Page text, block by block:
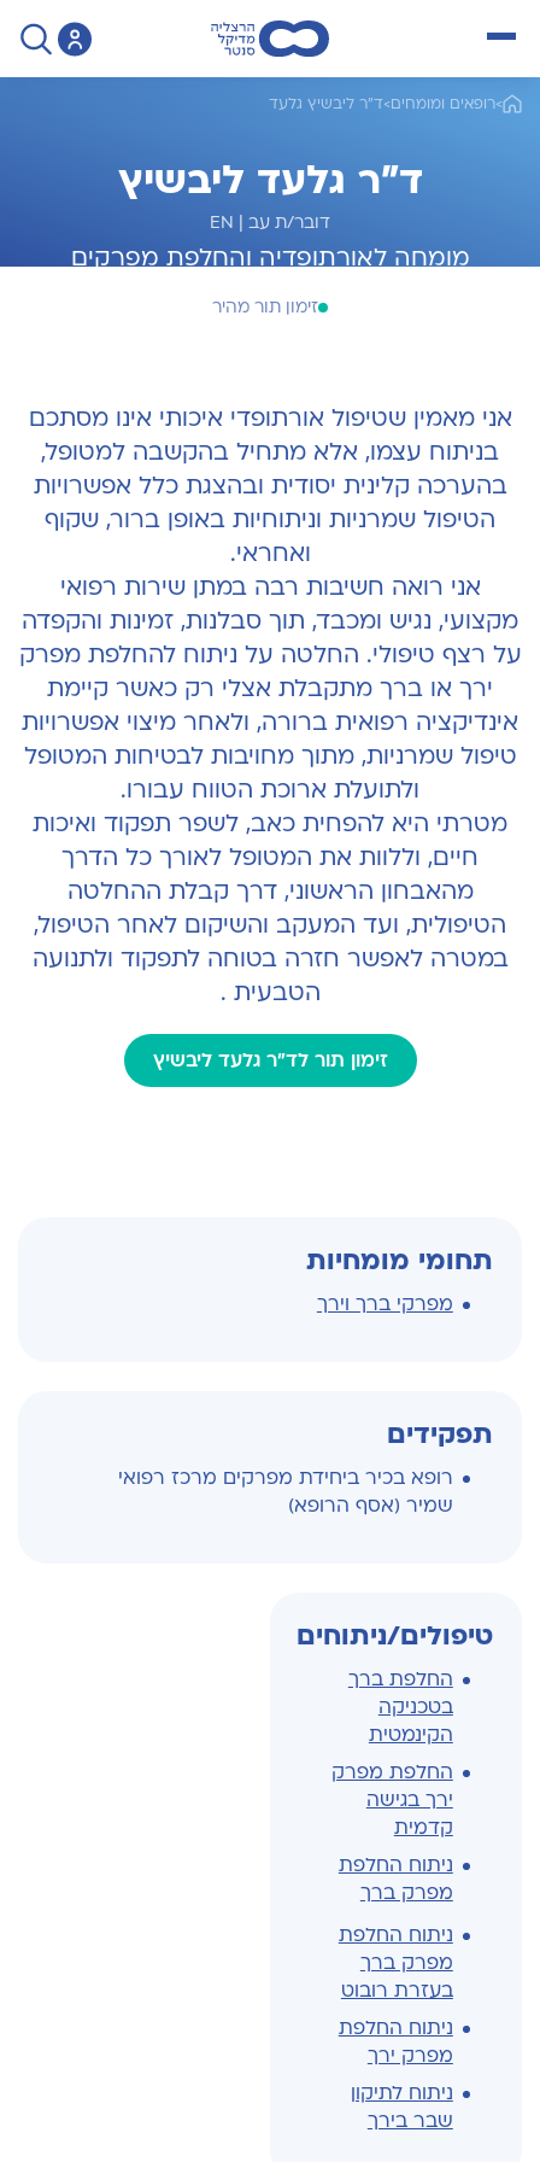
>רופאים ומומחים>ד"ר ליבשיץ גלעד
ד"ר גלעד ליבשיץ
דובר/ת עב |
EN
מומחה לאורתופדיה והחלפת מפרקים
זימון תור מהיר
אני מאמין שטיפול אורתופדי איכותי אינו מסתכם
בניתוח עצמו, אלא מתחיל בהקשבה למטופל,
בהערכה קלינית יסודית ובהצגת כלל אפשרויות
הטיפול שמרניות וניתוחיות באופן ברור, שקוף
ואחראי.
אני רואה חשיבות רבה במתן שירות רפואי
מקצועי, נגיש ומכבד, תוך סבלנות, זמינות והקפדה
על רצף טיפולי. החלטה על ניתוח להחלפת מפרק
ירך או ברך מתקבלת אצלי רק כאשר קיימת
אינדיקציה רפואית ברורה, ולאחר מיצוי אפשרויות
טיפול שמרניות, מתוך מחויבות לבטיחות המטופל
ולתועלת ארוכת הטווח עבורו.
מטרתי היא להפחית כאב, לשפר תפקוד ואיכות
חיים, וללוות את המטופל לאורך כל הדרך
מהאבחון הראשוני, דרך קבלת ההחלטה
הטיפולית, ועד המעקב והשיקום לאחר הטיפול,
במטרה לאפשר חזרה בטוחה לתפקוד ולתנועה
הטבעית .
זימון תור לד"ר גלעד ליבשיץ
תחומי מומחיות
מפרקי ברך וירך
תפקידים
רופא בכיר ביחידת מפרקים מרכז רפואי
שמיר (אסף הרופא)
טיפולים/ניתוחים
החלפת ברך
בטכניקה
הקינמטית
החלפת מפרק
ירך בגישה
קדמית
ניתוח החלפת
מפרק ברך
ניתוח החלפת
מפרק ברך
בעזרת רובוט
ניתוח החלפת
מפרק ירך
ניתוח לתיקון
שבר בירך